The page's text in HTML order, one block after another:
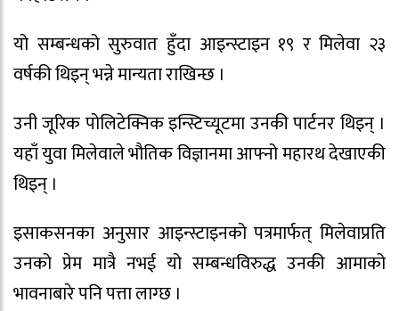
यो सम्बन्धको सुरुवात हुँदा आइन्स्टाइन १९ र मिलेवा २३
वर्षकी थिइन् भन्ने मान्यता राखिन्छ ।
उनी जूरिक पोलिटेक्निक इन्स्टिच्यूटमा उनकी पार्टनर थिइन् ।
यहाँ युवा मिलेवाले भौतिक विज्ञानमा आफ्नो महारथ देखाएकी
थिइन् ।
इसाकसनका अनुसार आइन्स्टाइनको पत्रमार्फत् मिलेवाप्रति
उनको प्रेम मात्रै नभई यो सम्बन्धविरुद्ध उनकी आमाको
भावनाबारे पनि पत्ता लाग्छ ।